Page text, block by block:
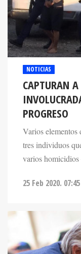
NOTICIAS
CAPTURAN
PROGRESO
Varios elementos
tres individuos
varios
25 Feb 2020.